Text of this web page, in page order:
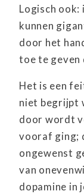
Logisch ook:
kunnen
door het
toe te geven
Het is een
niet begrijpt
door wordt
vooraf ging;
ongewenst
van
dopamine in